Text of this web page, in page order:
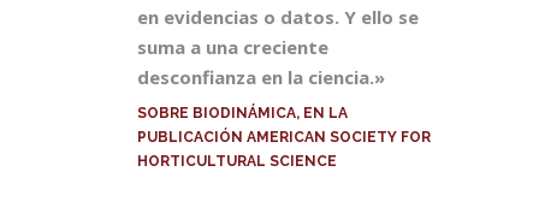
en evidencias o datos. Y ello se
suma a una creciente
desconfianza en la ciencia.»
SOBRE BIODINÁMICA, EN LA
PUBLICACIÓN AMERICAN SOCIETY FOR
HORTICULTURAL SCIENCE